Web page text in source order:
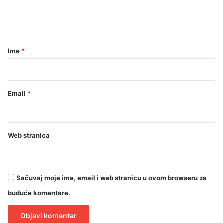
j
r
Ime *
Email *
Web stranica
Sačuvaj moje ime, email i web stranicu u ovom browseru za
buduće komentare.